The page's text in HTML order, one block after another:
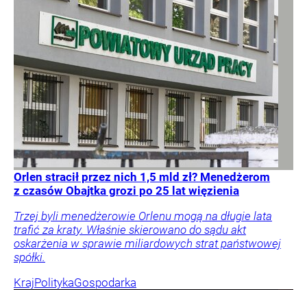
Orlen stracił przez nich 1,5 mld zł? Menedżerom
z czasów Obajtka grozi po 25 lat więzienia
Trzej byli menedżerowie Orlenu mogą na długie lata
trafić za kraty. Właśnie skierowano do sądu akt
oskarżenia w sprawie miliardowych strat państwowej
spółki.
KrajPolitykaGospodarka